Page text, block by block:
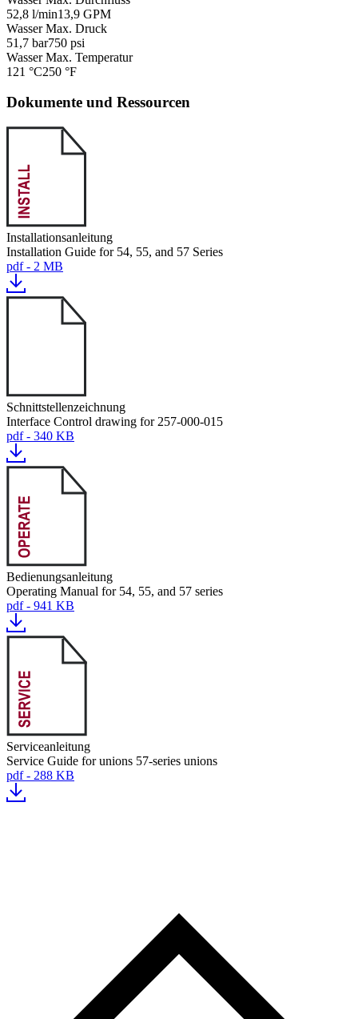
52,8 l/min13,9 GPM
Wasser Max. Druck
51,7 bar750 psi
Wasser Max. Temperatur
121 °C250 °F
Dokumente und Ressourcen
Installationsanleitung
Installation Guide for 54, 55, and 57 Series
pdf - 2 MB
Schnittstellenzeichnung
Interface Control drawing for 257-000-015
pdf - 340 KB
Bedienungsanleitung
Operating Manual for 54, 55, and 57 series
pdf - 941 KB
Serviceanleitung
Service Guide for unions 57-series unions
pdf - 288 KB